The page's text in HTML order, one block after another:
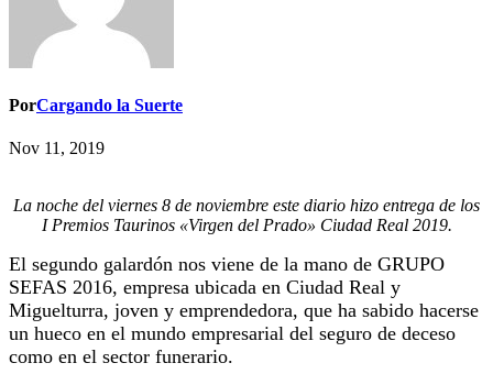
PorCargando la Suerte
Nov 11, 2019
La noche del viernes 8 de noviembre este diario hizo entrega de los
I Premios Taurinos «Virgen del Prado» Ciudad Real 2019.
El segundo galardón nos viene de la mano de GRUPO
SEFAS 2016, empresa ubicada en Ciudad Real y
Miguelturra, joven y emprendedora, que ha sabido hacerse
un hueco en el mundo empresarial del seguro de deceso
como en el sector funerario.